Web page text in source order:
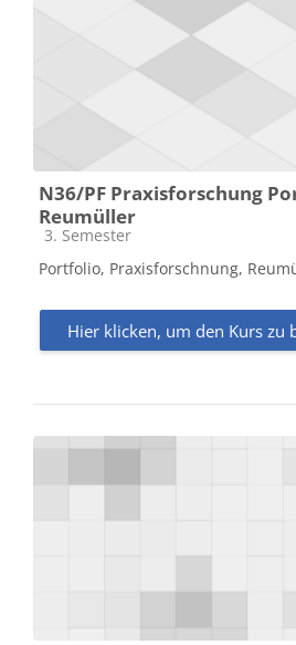
N36/PF Praxisforschung
Reumüller
Kursbereich
3. Semester
Portfolio, Praxisforschnung,
Hier klicken, um den Kurs zu